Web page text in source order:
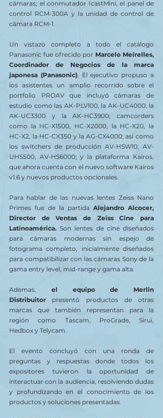
cámaras; el conmutador IcastMini, el panel de
control RCM-300A y la unidad de control de
cámara RCM-1.
Un vistazo completo a todo el catálogo
Panasonic fue ofrecido por Marcelo Meirelles,
Coordinador de Negocios de la marca
japonesa (Panasonic). El ejecutivo propuso a
los asistentes un amplio recorrido sobre el
portfolio PROAV que incluyó cámaras de
estudio como las AK-PLV100, la AK-UC4000, la
AK-UC3300 y la AK-HC3900; camcorders
como la HC-X1500, HC-X2000, la HC-X20, la
HC-X2, la HC-CX350 y la AG-CX4000; así como
los switchers de producción AV-HSW10, AV-
UHS500, AV-HS6000; y la plataforma Kairos,
que ahora cuenta con el nuevo software Kairos
v1.6 y nuevos productos opcionales.
Para hablar de las nuevas lentes Zeiss Nano
Primes fue de la partida Alejandro Alcocer,
Director de Ventas de Zeiss Cine para
Latinoamérica. Son lentes de cine diseñados
para cámaras modernas sin espejo de
fotograma completo, inicialmente diseñados
para compatibilizar con las cámaras Sony de la
gama entry level, mid-range y gama alta.
Ademas, el equipo de Merlin
Distribuitor presentó productos de otras
marcas que también representan para la
región como Tascam, ProGrade, Sirui,
Hedbox y Telycam.
El evento concluyó con una ronda de
preguntas y respuestas donde todos los
expositores tuvieron la oportunidad de
interactuar con la audiencia, resolviendo dudas
y profundizando en el conocimiento de los
productos y soluciones presentadas.